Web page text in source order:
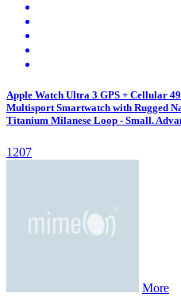
Apple Watch Ultra 3 GPS + Cellular
Multisport Smartwatch with Rugged
Titanium Milanese Loop - Small.
1207
More